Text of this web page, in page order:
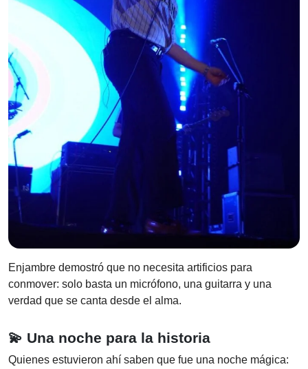
Enjambre demostró que no necesita artificios para
conmover: solo basta un micrófono, una guitarra y una
verdad que se canta desde el alma.
💫 Una noche para la historia
Quienes estuvieron ahí saben que fue una noche mágica: